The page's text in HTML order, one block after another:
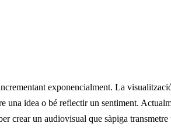
exponencialment. La
una idea o bé reflectir un sentiment.
crear un audiovisual que sàpiga